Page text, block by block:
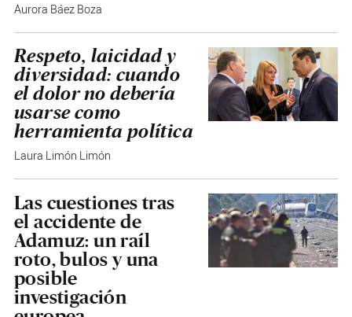
Aurora Báez Boza
Respeto, laicidad y
diversidad: cuando
el dolor no debería
usarse como
herramienta política
Laura Limón Limón
Las cuestiones tras
el accidente de
Adamuz: un raíl
roto, bulos y una
posible
investigación